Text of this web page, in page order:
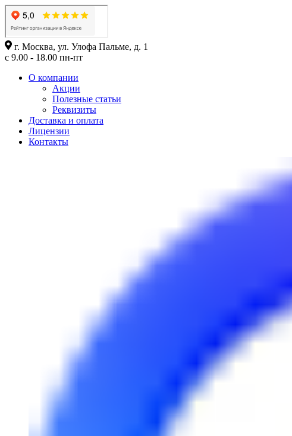
г. Москва, ул. Улофа Пальме, д. 1
с 9.00 - 18.00 пн-пт
О компании
Акции
Полезные статьи
Реквизиты
Доставка и оплата
Лицензии
Контакты